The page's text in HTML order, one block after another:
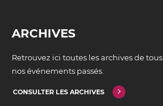
ARCHIVES
Retrouvez ici toutes les archives de tous
nos événements passés.
CONSULTER LES ARCHIVES